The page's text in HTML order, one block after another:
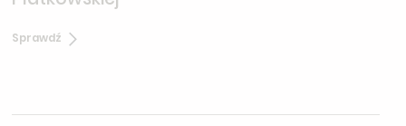
Sprawdź